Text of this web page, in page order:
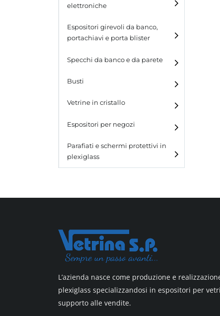
elettroniche
Espositori girevoli da banco,
portachiavi e porta blister
Espositori girevoli da
ganci
Specchi da banco e da parete
Busti
Vetrine in cristallo
Laminato
Laminato light
All design
Top line 3
Espositori per negozi
Parafiati e schermi protettivi in
plexiglass
L’azienda nasce come produzione e
plexiglass specializzandosi in espositori per
supporto alle vendite.